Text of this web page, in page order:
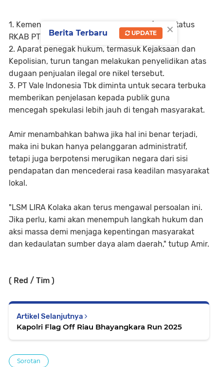
1. Kementerian ESDM segera mengklarifikasi status
RKAB PT Vale di wilayah Kolaka.
2. Aparat penegak hukum, termasuk Kejaksaan dan
Kepolisian, turun tangan melakukan penyelidikan atas
dugaan penjualan ilegal ore nikel tersebut.
3. PT Vale Indonesia Tbk diminta untuk secara terbuka
memberikan penjelasan kepada publik guna
mencegah spekulasi lebih jauh di tengah masyarakat.
Amir menambahkan bahwa jika hal ini benar terjadi,
maka ini bukan hanya pelanggaran administratif,
tetapi juga berpotensi merugikan negara dari sisi
pendapatan dan mencederai rasa keadilan masyarakat
lokal.
"LSM LIRA Kolaka akan terus mengawal persoalan ini.
Jika perlu, kami akan menempuh langkah hukum dan
aksi massa demi menjaga kepentingan masyarakat
dan kedaulatan sumber daya alam daerah," tutup Amir.
( Red / Tim )
Artikel Selanjutnya
Kapolri Flag Off Riau Bhayangkara Run 2025
Sorotan
×
Berita Terbaru UPDATE